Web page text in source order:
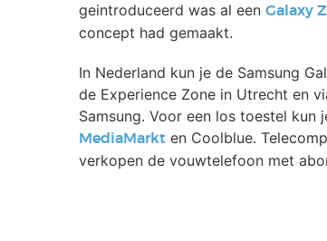
geintroduceerd was al een Galaxy
concept had gemaakt.
In Nederland kun je de Samsung
de Experience Zone in Utrecht en
Samsung. Voor een los toestel kun
MediaMarkt en Coolblue.
verkopen de vouwtelefoon met